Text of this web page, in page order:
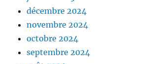
décembre 2024
novembre 2024
octobre 2024
septembre 2024